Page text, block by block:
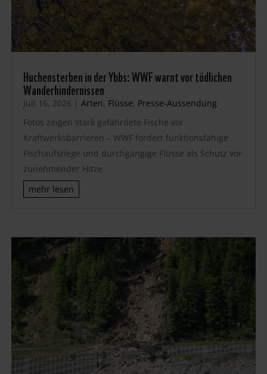
Huchensterben in der Ybbs: WWF warnt vor tödlichen
Wanderhindernissen
Juli 16, 2026 | Arten, Flüsse, Presse-Aussendung
Fotos zeigen stark gefährdete Fische vor
Kraftwerksbarrieren – WWF fordert funktionsfähige
Fischaufstiege und durchgängige Flüsse als Schutz vor
zunehmender Hitze
mehr lesen